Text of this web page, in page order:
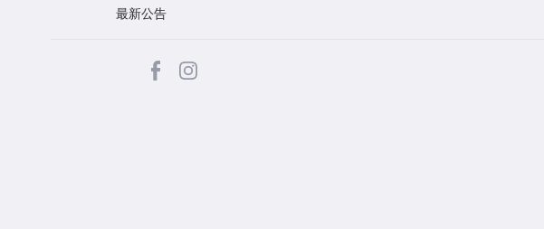
最新公告
facebook